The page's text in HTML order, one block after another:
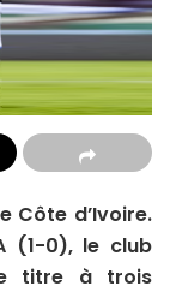
Côte d’Ivoire.
(1-0), le club
titre à trois